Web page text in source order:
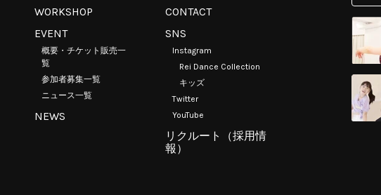
WORKSHOP
EVENT
概要・チケット販売一
覧
参加者募集一覧
ニュース一覧
NEWS
CONTACT
SNS
Instagram
Rei Dance Collection
キッズ
Twitter
YouTube
リクルート（採用情
報）